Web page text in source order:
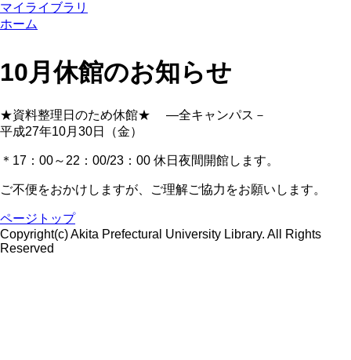
マイライブラリ
ホーム
10月休館のお知らせ
★資料整理日のため休館★ ―全キャンパス－
平成27年10月30日（金）
＊17：00～22：00/23：00 休日夜間開館します。
ご不便をおかけしますが、ご理解ご協力をお願いします。
ページトップ
Copyright(c) Akita Prefectural University Library. All Rights
Reserved